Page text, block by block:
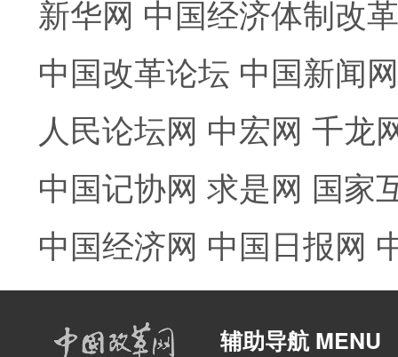
新华网 中国经济体制改
中国改革论坛 中国新闻网
人民论坛网 中宏网 千龙
中国记协网 求是网 国家
中国经济网 中国日报网
辅助导航 MENU